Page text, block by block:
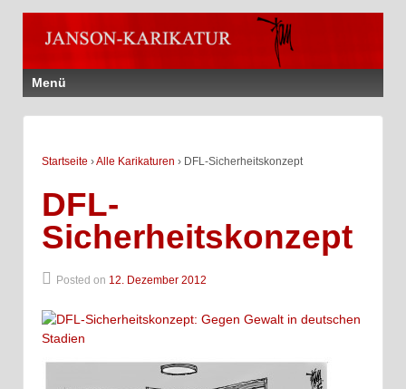
Menü
Startseite ›Alle Karikaturen › DFL-Sicherheitskonzept
DFL-
Sicherheitskonzept
Posted on 12. Dezember 2012